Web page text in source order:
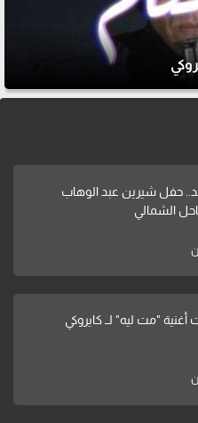
حفل شيرين عبد الوهاب
الشمالي
أغنية "مت ليه" لــ كايروكي